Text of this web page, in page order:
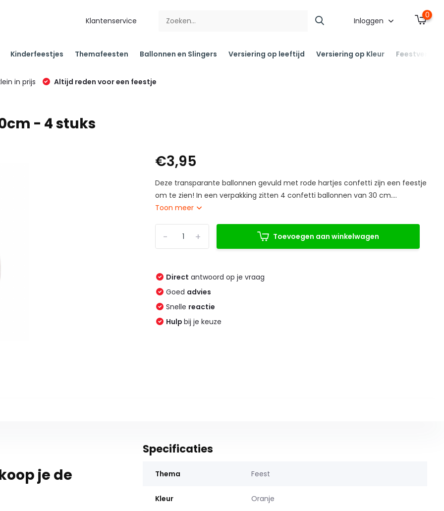
Klantenservice Inloggen
0
Kinderfeestjes Themafeesten Ballonnen en Slingers Versiering op leeftijd Versiering op Kleur
in prijs
Altijd reden voor een feestje
- 4 stuks
€3,95
Deze transparante ballonnen gevuld met rode hartjes confetti zijn een feestje
om te zien! In een verpakking zitten 4 confetti ballonnen van 30 cm....
Toon meer
+
- Toevoegen aan winkelwagen
Direct antwoord op je vraag
Goed advies
Snelle reactie
Hulpbij je keuze
je de
Specificaties
Thema Feest
Kleur Oranje